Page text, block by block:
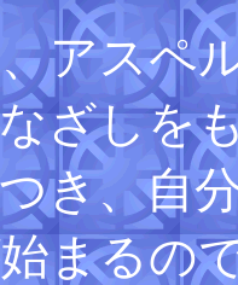
アスペ
ざしを
き、自
まるの